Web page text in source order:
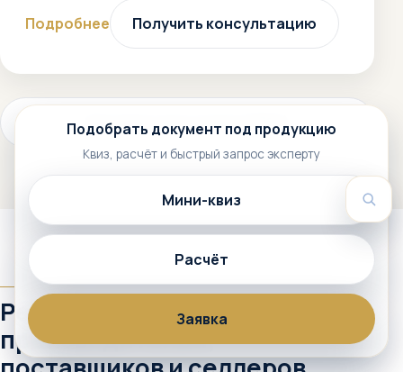
Подробнее Получить консультацию
Смотреть все услуги (772+)
АУДИТОРИЯ
Решения для
производителей,
Подобрать документ под продукцию
Квиз, расчёт и быстрый запрос эксперту
Мини-квиз
Расчёт
Заявка